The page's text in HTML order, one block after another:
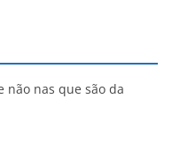
não nas que são da